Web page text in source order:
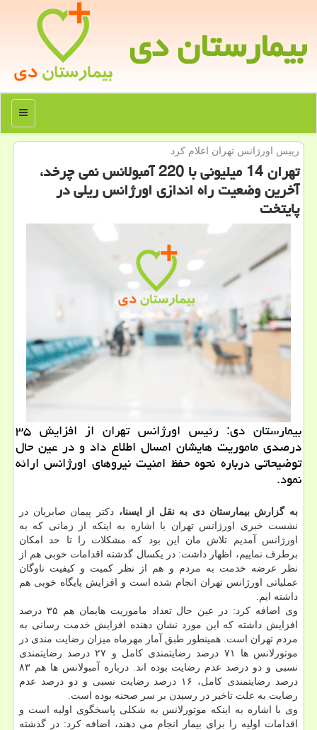
بیمارستان دی
منو
رییس اورژانس تهران اعلام كرد
تهران 14 میلیونی با 220 آمبولانس نمی چرخد،
آخرین وضعیت راه اندازی اورژانس ریلی در
پایتخت
بیمارستان دی: رئیس اورژانس تهران از افزایش ۳۵
درصدی ماموریت هایشان امسال اطلاع داد و در عین حال
توضیحاتی درباره نحوه حفظ امنیت نیروهای اورژانس ارائه
نمود.
به گزارش بیمارستان دی به نقل از ایسنا،دكتر پیمان صابریان در
نشست خبری اورژانس تهران با اشاره به اینكه از زمانی كه به
اورژانس آمدیم تلاش مان این بود كه مشكلات را تا حد امكان
برطرف نماییم، اظهار داشت: در یكسال گذشته اقدامات خوبی هم از
نظر عرضه خدمت به مردم و هم از نظر كمیت و كیفیت ناوگان
عملیاتی اورژانس تهران انجام شده است و افزایش پایگاه خوبی هم
داشته ایم.
وی اضافه كرد: در عین حال تعداد ماموریت هایمان هم ۳۵ درصد
افزایش داشته كه این مورد نشان دهنده افزایش خدمت رسانی به
مردم تهران است. همینطور طبق آمار مهرماه میزان رضایت مندی در
موتورلانس ها ۷۱ درصد رضایتمندی كامل و ۲۷ درصد رضایتمندی
نسبی و دو درصد عدم رضایت بوده اند. درباره آمبولانس ها هم ۸۳
درصد رضایتمندی كامل، ۱۶ درصد رضایت نسبی و دو درصد عدم
رضایت به علت تاخیر در رسیدن بر سر صحنه بوده است.
وی با اشاره به اینكه موتورلانس به شكلی پاسخگوی اولیه است و
اقدامات اولیه را برای بیمار انجام می دهند، اضافه كرد: در گذشته